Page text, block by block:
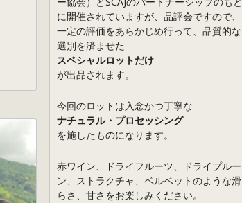
に開催されていますが、品評会ですので、
一定の評価をあらかじめ行って、品質的な
選別を済ませた
スペシャルロットだけ
が出品されます。
今回のロットは入念かつ丁寧な
ナチュラル・プロセッシング
を施したものになります。
赤ワイン、ドライフルーツ、ドライプルー
ン、ストラクチャ、ベルベットのような滑
らさ、甘さをお楽しみください。